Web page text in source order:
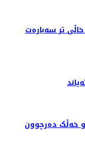
ناوخۆ لە بەیاننامەیەکدا بڕیارلەسەر ١٥ خاڵی تر سەبارەت
خەڵک دەرچوون